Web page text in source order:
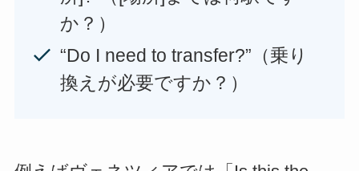
か？）
“Do I need to transfer?”（乗り
換えが必要ですか？）